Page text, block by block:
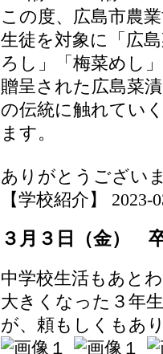
この度、広島市農
生徒を対象に「広
ろし」「梅菜めし
贈呈された広島菜
の伝統に触れてい
ます。
ありがとうござい
【学校紹介】 2023-
３月３日（金）
中学校生活もあと
大きくなった３年
が、頼もしくもあ